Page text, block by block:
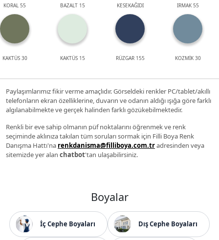
KORAL 55 BAZALT 15 KESEKAĞIDI IRMAK 55
KAKTÜS 30 KAKTÜS 15 RÜZGAR 155 KOZMİK 30
Paylaşımlarımız fikir verme amaçlıdır. Görseldeki renkler PC/tablet/akıllı
telefonların ekran özelliklerine, duvarın ve odanın aldığı ışığa göre farklı
algılanabilmekte ve gerçek halinden farklı gözükebilmektedir.
Renkli bir eve sahip olmanın püf noktalarını öğrenmek ve renk
seçiminde aklınıza takılan tüm soruları sormak için Filli Boya Renk
Danışma Hattı'na renkdanisma@filliboya.com.tradresinden veya
sitemizde yer alan chatbot'tan ulaşabilirsiniz.
Boyalar
İç Cephe Boyaları Dış Cephe Boyaları